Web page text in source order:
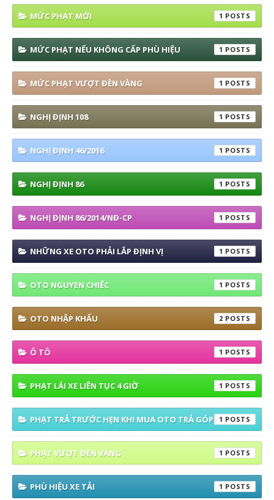
MỨC PHẠT MỚI 1
MỨC PHẠT NẾU KHÔNG CẤP PHÙ HIỆU 1
MỨC PHẠT VƯỢT ĐÈN VÀNG 1
NGHỊ ĐỊNH 108 1
NGHỊ ĐỊNH 46/2016 1
NGHỊ ĐỊNH 86 1
NGHỊ ĐỊNH 86/2014/NĐ-CP 1
NHỮNG XE OTO PHẢI LẮP ĐỊNH VỊ 1
OTO NGUYEN CHIẾC 1
OTO NHẬP KHẨU 2
Ô TÔ 1
PHẠT LÁI XE LIÊN TỤC 4 GIỜ 1
PHẠT TRẢ TRƯỚC HẸN KHI MUA OTO TRẢ GÓP 1
PHẠT VƯỢT ĐÈN VÀNG 1
PHÙ HIỆU XE TẢI 1